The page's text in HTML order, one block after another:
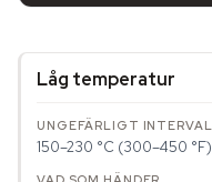
Låg temperatur
150–230 °C (300–450 °F)